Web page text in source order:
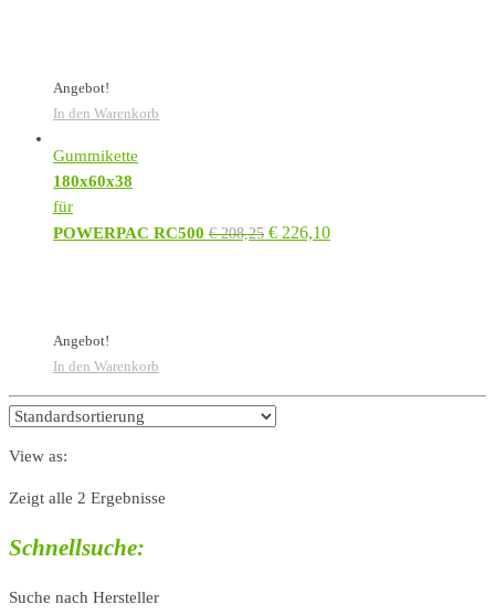
Angebot!
In den Warenkorb
Gummikette
180x60x38
für
POWERPAC RC500 €208,25 € 226,10
Angebot!
In den Warenkorb
View as:
Zeigt alle 2 Ergebnisse
Schnellsuche:
Suche nach Hersteller